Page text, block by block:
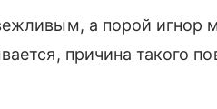
а порой игнор
причина такого